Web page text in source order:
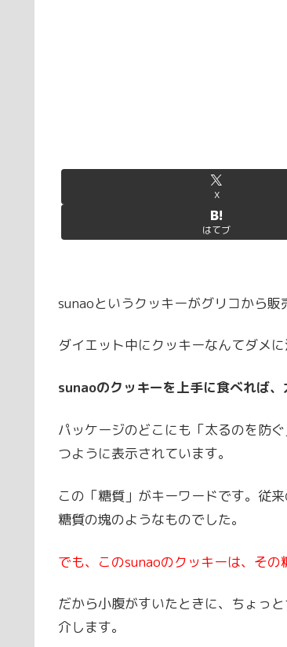
X
はてブ
sunaoというクッキーがグリコから
ダイエット中にクッキーなんてダメ
sunaoのクッキーを上手に食べれば
パッケージのどこにも「太るのを防
つように表示されています。
この「糖質」がキーワードです。従
糖質の塊のようなものでした。
でも、このsunaoのクッキーは、その
だから小腹がすいたときに、ちょっ
介します。